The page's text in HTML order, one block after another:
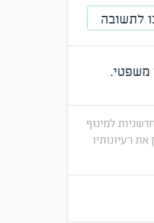
לתשובה
משפטי.
דרכים חדשניות למינוף
רעיונותיו